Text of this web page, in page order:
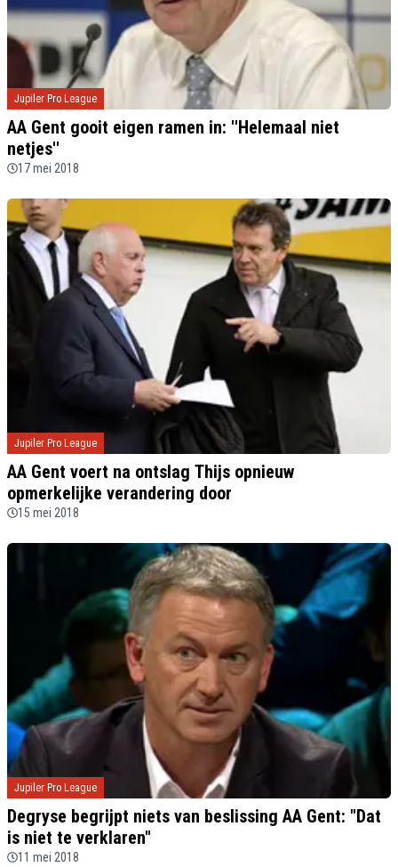
Jupiler Pro League
AA Gent gooit eigen ramen in: ''Helemaal niet
netjes''
17 mei 2018
Jupiler Pro League
AA Gent voert na ontslag Thijs opnieuw
opmerkelijke verandering door
15 mei 2018
Jupiler Pro League
Degryse begrijpt niets van beslissing AA Gent: "Dat
is niet te verklaren"
11 mei 2018